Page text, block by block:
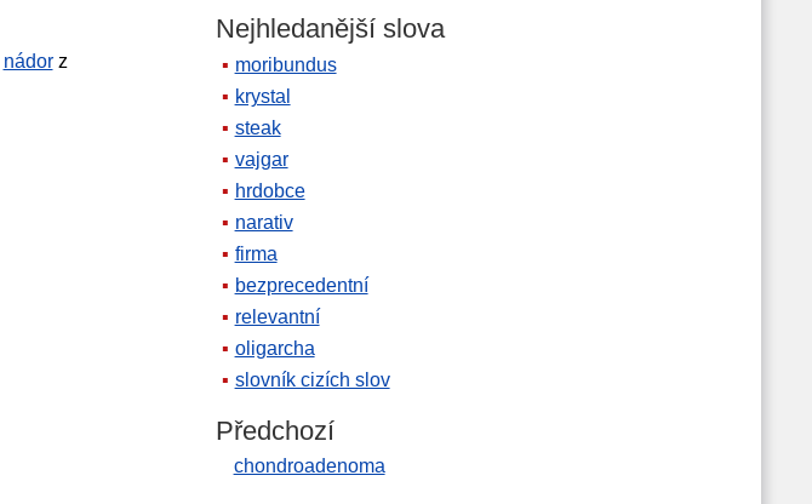
nádorz
Nejhledanější slova
moribundus
krystal
steak
vajgar
hrdobce
narativ
firma
bezprecedentní
relevantní
oligarcha
slovník cizích slov
Předchozí
chondroadenoma